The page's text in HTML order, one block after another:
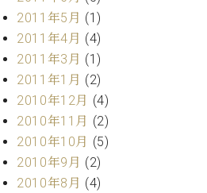
2011年5月 (1)
2011年4月 (4)
2011年3月 (1)
2011年1月 (2)
2010年12月 (4)
2010年11月 (2)
2010年10月 (5)
2010年9月 (2)
2010年8月 (4)